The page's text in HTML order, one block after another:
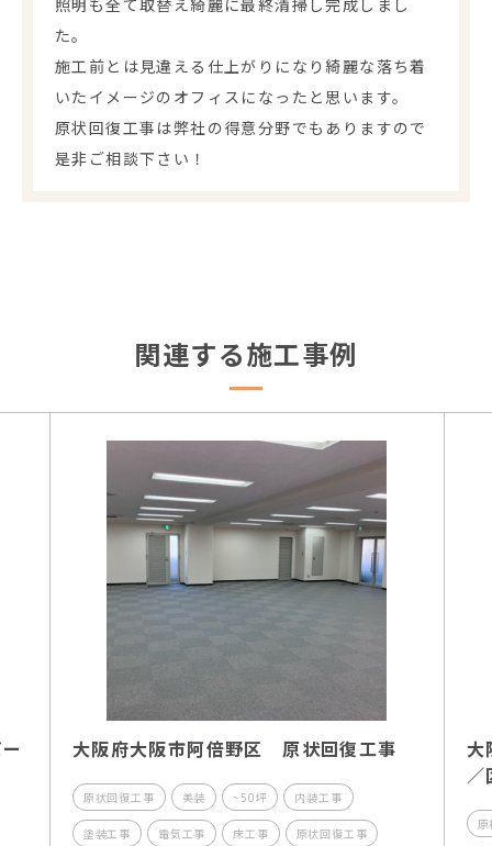
照明も全て取替え綺麗に最終清掃し完成しまし
た。
施工前とは見違える仕上がりになり綺麗な落ち着
いたイメージのオフィスになったと思います。
原状回復工事は弊社の得意分野でもありますので
是非ご相談下さい！
関連する施工事例
大阪府大阪市阿倍野区 原状回復工事
原状回復工事 美装 ~50坪 内装工事
塗装工事 電気工事 床工事 原状回復工事